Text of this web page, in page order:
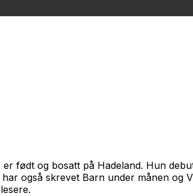
er født og bosatt på Hadeland. Hun
også skrevet Barn under månen og